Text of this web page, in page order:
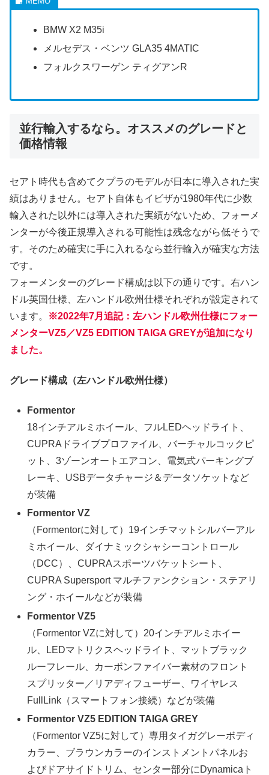
BMW X2 M35i
メルセデス・ベンツ GLA35 4MATIC
フォルクスワーゲン ティグアンR
並行輸入するなら。オススメのグレードと
価格情報
セアト時代も含めてクプラのモデルが日本に導入された実
績はありません。セアト自体もイビザが1980年代に少数
輸入された以外には導入された実績がないため、フォーメ
ンターが今後正規導入される可能性は残念ながら低そうで
す。そのため確実に手に入れるなら並行輸入が確実な方法
です。
フォーメンターのグレード構成は以下の通りです。右ハン
ドル英国仕様、左ハンドル欧州仕様それぞれが設定されて
います。
※2022年7月追記：左ハンドル欧州仕様にフォー
メンターVZ5／VZ5 EDITION TAIGA GREYが追加になり
ました。
グレード構成（左ハンドル欧州仕様）
Formentor
18インチアルミホイール、フルLEDヘッドライト、
CUPRAドライブプロファイル、バーチャルコックピ
ット、3ゾーンオートエアコン、電気式パーキングブ
レーキ、USBデータチャージ＆データソケットなど
が装備
Formentor VZ
（Formentorに対して）19インチマットシルバーアル
ミホイール、ダイナミックシャシーコントロール
（DCC）、CUPRAスポーツバケットシート、
CUPRA Supersport マルチファンクション・ステアリ
ング・ホイールなどが装備
Formentor VZ5
（Formentor VZに対して）20インチアルミホイー
ル、LEDマトリクスヘッドライト、マットブラック
ルーフレール、カーボンファイバー素材のフロント
スプリッター／リアディフューザー、ワイヤレス
FullLink（スマートフォン接続）などが装備
Formentor VZ5 EDITION TAIGA GREY
（Formentor VZ5に対して）専用タイガグレーボディ
カラー、ブラウンカラーのインストメントパネルお
よびドアサイドトリム、センター部分にDynamicaト